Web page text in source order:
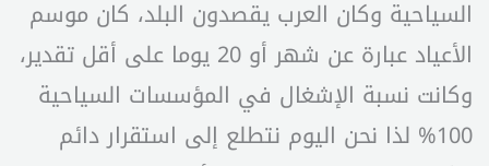
السياحية وكان العرب يقصدون البلد، كان موسم
الأعياد عبارة عن شهر أو 20 يوما على أقل تقدير،
وكانت نسبة الإشغال في المؤسسات السياحية
100% لذا نحن اليوم نتطلع إلى استقرار دائم